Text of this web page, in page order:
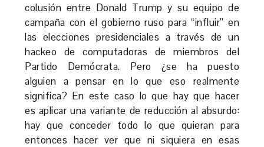
colusión entre Donald Trump y su equipo de
campaña con el gobierno ruso para “influir” en
las elecciones presidenciales a través de un
hackeo de computadoras de miembros del
Partido Demócrata. Pero ¿se ha puesto
alguien a pensar en lo que eso realmente
significa? En este caso lo que hay que hacer
es aplicar una variante de reducción al absurdo:
hay que conceder todo lo que quieran para
entonces hacer ver que ni siquiera en esas